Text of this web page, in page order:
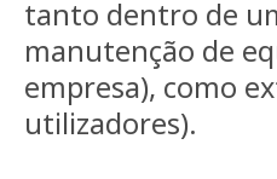
tanto dentro de
manutenção de
empresa), como
utilizadores).